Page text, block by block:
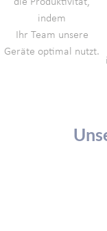
indem
Ihr Team unsere
Geräte optimal nutzt.